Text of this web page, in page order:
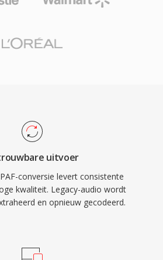
uitvoer
conversie levert consistente
kwaliteit. Legacy-audio wordt
en opnieuw gecodeerd.